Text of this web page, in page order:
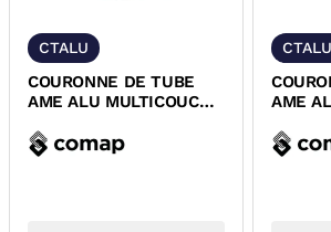
CTALU
COURONNE DE TUBE
AME ALU MULTICOUCHE
COMAP
AME